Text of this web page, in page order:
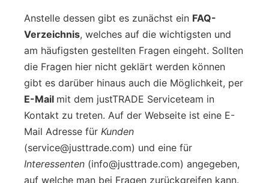
Anstelle dessen gibt es zunächst ein FAQ-
Verzeichnis, welches auf die wichtigsten und
am häufigsten gestellten Fragen eingeht. Sollten
die Fragen hier nicht geklärt werden können
gibt es darüber hinaus auch die Möglichkeit, per
E-Mail mit dem justTRADE Serviceteam in
Kontakt zu treten. Auf der Webseite ist eine E-
Mail Adresse für Kunden
(service@justtrade.com) und eine für
Interessenten (info@justtrade.com) angegeben,
auf welche man bei Fragen zurückgreifen kann.